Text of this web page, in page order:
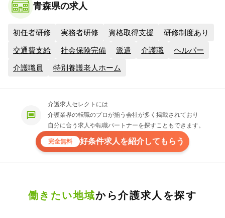
青森県の求人
初任者研修 実務者研修 資格取得支援 研修制度あり
交通費支給 社会保険完備 派遣 介護職 ヘルパー
介護職員 特別養護老人ホーム
介護求人セレクトには
介護業界の転職のプロが揃う会社が多く掲載されており
自分に合う求人や転職パートナーを探すこともできます。
完全無料 好条件求人を紹介してもらう
働きたい地域から介護求人を探す